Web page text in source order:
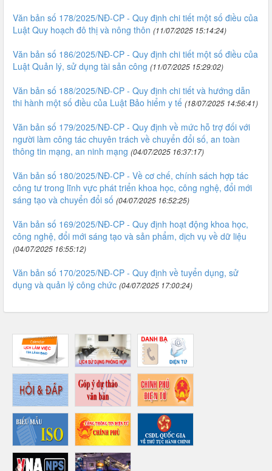
Văn bản số 178/2025/NĐ-CP - Quy định chi tiết một số điều của
Luật Quy hoạch đô thị và nông thôn (11/07/2025 15:14:24)
Văn bản số 186/2025/NĐ-CP - Quy định chi tiết một số điều của
Luật Quản lý, sử dụng tài sản công (11/07/2025 15:29:02)
Văn bản số 188/2025/NĐ-CP - Quy định chi tiết và hướng dẫn
thi hành một số điều của Luật Bảo hiểm y tế (18/07/2025 14:56:41)
Văn bản số 179/2025/NĐ-CP - Quy định về mức hỗ trợ đối với
người làm công tác chuyên trách về chuyển đổi số, an toàn
thông tin mạng, an ninh mạng (04/07/2025 16:37:17)
Văn bản số 180/2025/NĐ-CP - Về cơ chế, chính sách hợp tác
công tư trong lĩnh vực phát triển khoa học, công nghệ, đổi mới
sáng tạo và chuyển đổi số (04/07/2025 16:52:25)
Văn bản số 169/2025/NĐ-CP - Quy định hoạt động khoa học,
công nghệ, đổi mới sáng tạo và sản phẩm, dịch vụ về dữ liệu
(04/07/2025 16:55:12)
Văn bản số 170/2025/NĐ-CP - Quy định về tuyển dụng, sử
dụng và quản lý công chức (04/07/2025 17:00:24)